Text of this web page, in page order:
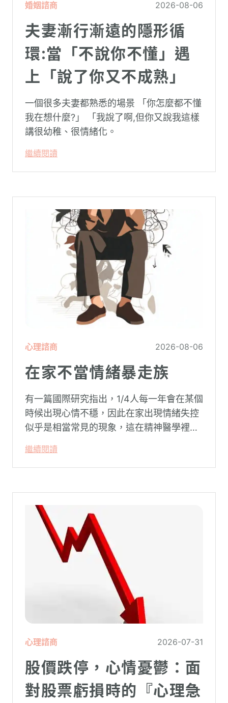
婚姻諮商 2026-08-06
夫妻漸行漸遠的隱形循
環:當「不說你不懂」遇
上「說了你又不成熟」
一個很多夫妻都熟悉的場景 「你怎麼都不懂
我在想什麼?」 「我說了啊,但你又說我這樣
講很幼稚、很情緒化。
繼續閱讀
心理諮商 2026-08-06
在家不當情緒暴走族
有一篇國際研究指出，1/4人每一年會在某個
時候出現心情不穩，因此在家出現情緒失控
似乎是相當常見的現象，這在精神醫學裡不
系統在長久使用之下，突然在某一次需要處
理更高層次的資料時，電腦呈現當機現象，
造成重大影響。
繼續閱讀
心理諮商 2026-07-31
股價跌停，心情憂鬱：面
對股票虧損時的『心理急